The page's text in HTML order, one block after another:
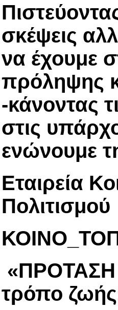
σκέψεις
να έχουμε
πρόληψης
-κάνοντας
στις
ενώνουμε
Εταιρεία
Πολιτισμού
«ΠΡΟΤΑΣΗ
τρόπο